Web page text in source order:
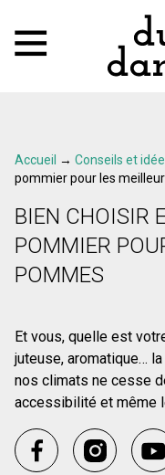
Accueil → Conseils et
pommier pour les
BIEN CHOISIR
POMMIER
POMMES
Et vous, quelle est
juteuse, aromatique…
nos climats ne cesse
accessibilité et même